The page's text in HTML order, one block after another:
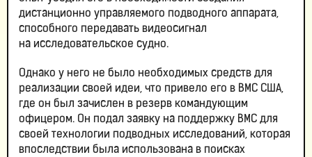
дистанционно управляемого подводного аппарата,
способного передавать видеосигнал
на исследовательское судно.
Однако у него не было необходимых средств для
реализации своей идеи, что привело его в ВМС США,
где он был зачислен в резерв командующим
офицером. Он подал заявку на поддержку ВМС для
своей технологии подводных исследований, которая
впоследствии была использована в поисках